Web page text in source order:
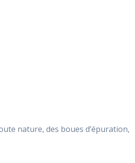
nature, des boues d’épuration,